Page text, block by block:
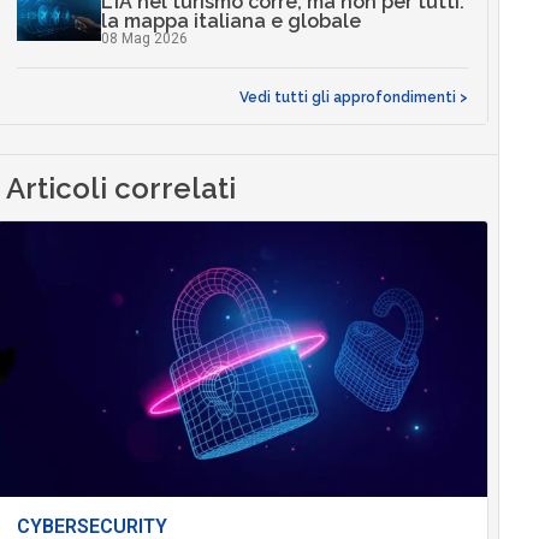
la mappa italiana e globale
08 Mag 2026
Vedi tutti gli approfondimenti >
Articoli correlati
CYBERSECURITY